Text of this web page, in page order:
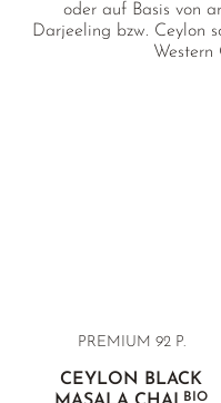
oder auf Basis von
Darjeeling bzw. Ceylon
Western
PREMIUM 92 P.
CEYLON BLACK
BIO